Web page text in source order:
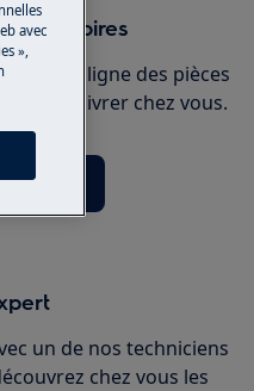
en ligne des pièces
les livrer chez vous.
un de nos techniciens
chez vous les
avec
»,